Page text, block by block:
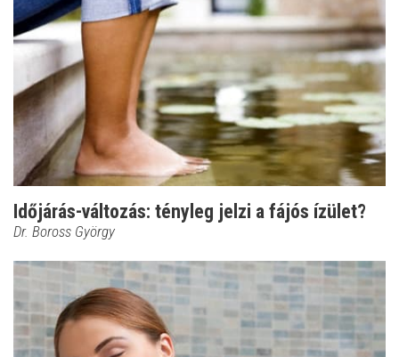
Időjárás-változás: tényleg jelzi a fájós ízület?
Dr. Boross György